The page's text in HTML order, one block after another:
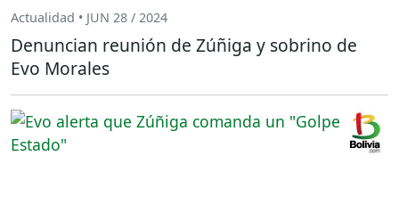
Actualidad • JUN 28 / 2024
Denuncian reunión de Zúñiga y sobrino de
Evo Morales